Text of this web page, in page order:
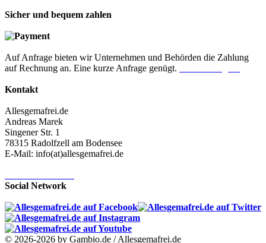
Sicher und bequem zahlen
Auf Anfrage bieten wir Unternehmen und Behörden die Zahlung
auf Rechnung an. Eine kurze Anfrage genügt.
Kontakt
Allesgemafrei.de
Andreas Marek
Singener Str. 1
78315 Radolfzell am Bodensee
E-Mail: info(at)allesgemafrei.de
Social Network
© 2026-2026 by Gambio.de / Allesgemafrei.de